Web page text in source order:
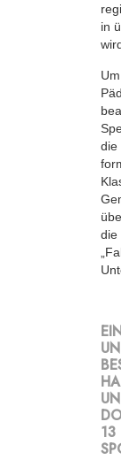
in
die
die
13